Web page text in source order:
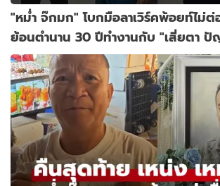
"หม่ำ จ๊กมก" โบกมือลาเวิร์คพ้อยท์ไม่
ย้อนตำนาน 30 ปีทำงานกับ "เสี่ยตา